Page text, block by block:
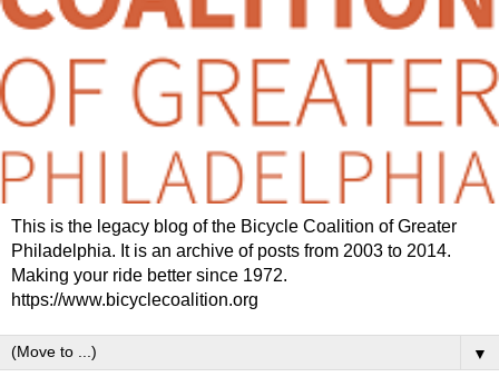
This is the legacy blog of the Bicycle Coalition of Greater
Philadelphia. It is an archive of posts from 2003 to 2014.
Making your ride better since 1972.
https://www.bicyclecoalition.org
▼